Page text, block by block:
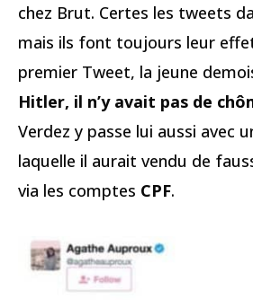
chez Brut. Certes les tweets
mais ils font toujours leur
premier Tweet, la jeune
Hitler, il n’y avait pas de
Verdez y passe lui aussi avec
laquelle il aurait vendu de
via les comptes CPF.